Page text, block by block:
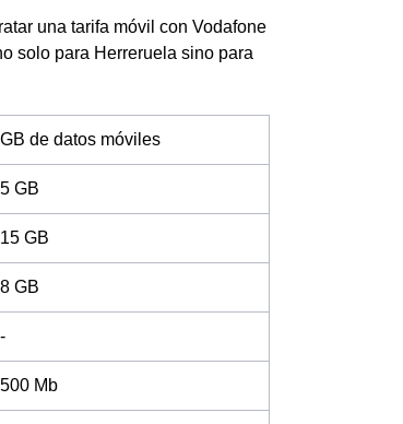
una tarifa móvil con Vodafone
solo para Herreruela sino para
GB de datos móviles
5 GB
15 GB
8 GB
-
500 Mb